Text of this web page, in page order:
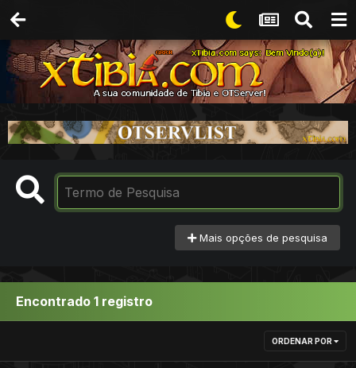
Mais opções de pesquisa
Encontrado 1 registro
ORDENAR POR